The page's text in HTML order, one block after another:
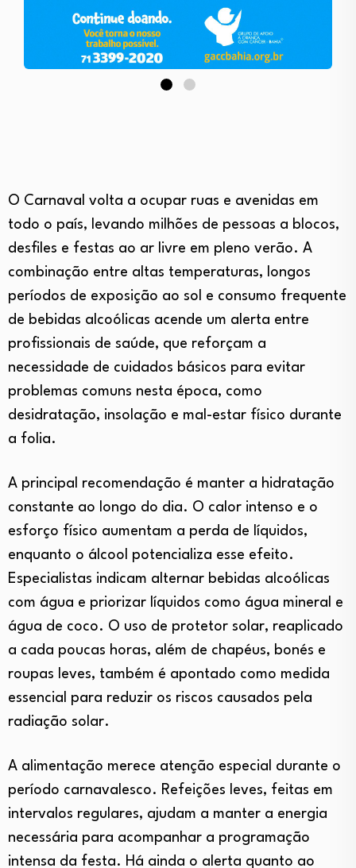
O Carnaval volta a ocupar ruas e avenidas em
todo o país, levando milhões de pessoas a blocos,
desfiles e festas ao ar livre em pleno verão. A
combinação entre altas temperaturas, longos
períodos de exposição ao sol e consumo frequente
de bebidas alcoólicas acende um alerta entre
profissionais de saúde, que reforçam a
necessidade de cuidados básicos para evitar
problemas comuns nesta época, como
desidratação, insolação e mal-estar físico durante
a folia.
A principal recomendação é manter a hidratação
constante ao longo do dia. O calor intenso e o
esforço físico aumentam a perda de líquidos,
enquanto o álcool potencializa esse efeito.
Especialistas indicam alternar bebidas alcoólicas
com água e priorizar líquidos como água mineral e
água de coco. O uso de protetor solar, reaplicado
a cada poucas horas, além de chapéus, bonés e
roupas leves, também é apontado como medida
essencial para reduzir os riscos causados pela
radiação solar.
A alimentação merece atenção especial durante o
período carnavalesco. Refeições leves, feitas em
intervalos regulares, ajudam a manter a energia
necessária para acompanhar a programação
intensa da festa. Há ainda o alerta quanto ao